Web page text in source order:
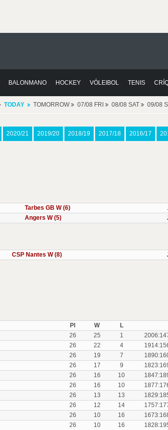
BALONMANO HOCKEY VÓLEIBOL TENIS
TODAY TOMORROW 07/08 FRI 08/08 SAT 09/08
2020/21 2019/20 2018/19 2017/18 2016/17
Tarbes GB W (6)
Angers W (5)
CSP Nantes W (8)
Pl W L
26 25 1
26 22 4
26 19 7
26 17 9
26 16 10
26 16 10
26 13 13
26 12 14
26 10 16
26 10 16